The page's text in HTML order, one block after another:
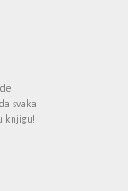
svaka
knjigu!